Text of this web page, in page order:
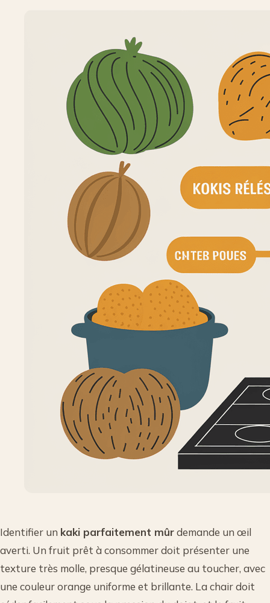
Identifier un kaki parfaitement mûrdemande un œil
averti. Un fruit prêt à consommer doit présenter une
texture très molle, presque gélatineuse au toucher, avec
une couleur orange uniforme et brillante. La chair doit